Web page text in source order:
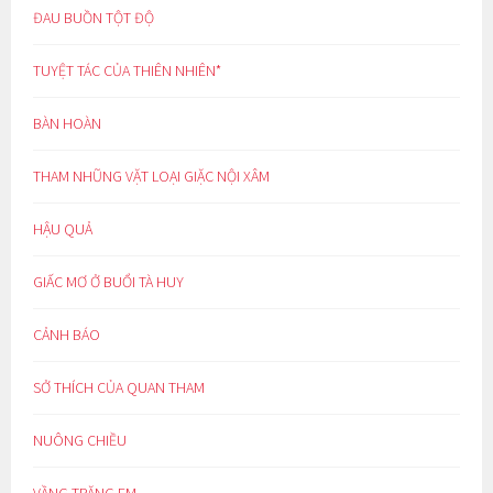
ĐAU BUỒN TỘT ĐỘ
TUYỆT TÁC CỦA THIÊN NHIÊN*
BÀN HOÀN
THAM NHŨNG VẶT LOẠI GIẶC NỘI XÂM
HẬU QUẢ
GIẤC MƠ Ở BUỔI TÀ HUY
CẢNH BÁO
SỞ THÍCH CỦA QUAN THAM
NUÔNG CHIỀU